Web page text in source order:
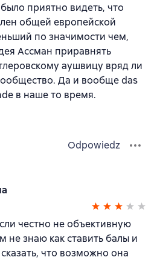
приятно видеть, что
общей европейской
по значимости чем,
Ассман приравнять
аушвицу вряд ли
Да и вообще das
в наше то время.
Odpowiedz
честно не объективную
не знаю как ставить балы и
что возможно она